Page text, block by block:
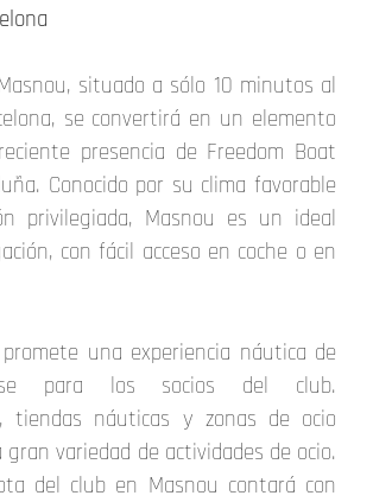
situado a sólo 10 minutos al
se convertirá en un elemento
presencia de Freedom Boat
Conocido por su clima favorable
privilegiada, Masnou es un ideal
con fácil acceso en coche o en
una experiencia náutica de
para los socios del club.
tiendas náuticas y zonas de ocio
variedad de actividades de ocio.
del club en Masnou contará con